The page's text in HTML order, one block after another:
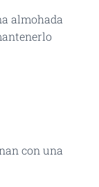
almohada
con una